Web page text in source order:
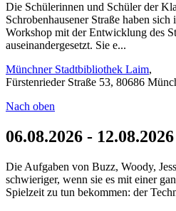
Die Schülerinnen und Schüler der
Schrobenhausener Straße haben
Workshop mit der Entwicklung des
auseinandergesetzt. Sie e...
Münchner Stadtbibliothek Laim,
Fürstenrieder Straße 53, 80686
Nach oben
06.08.2026 -
Die Aufgaben von Buzz, Woody,
schwieriger, wenn sie es mit einer
Spielzeit zu tun bekommen: der